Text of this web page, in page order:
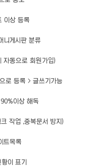
이상 등록
니게시판 분류
자동으로 회원가입)
로 등록 > 글쓰기가능
이상 해독
작업 ,중복문서 방지)
트목록
이 표기